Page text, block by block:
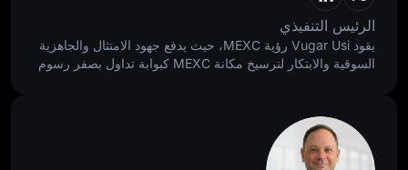
الرئيس التنفيذي
يقود Vugar Usi رؤية MEXC، حيث يدفع جهود الامتثال والجاهزية
السوقية والابتكار لترسيخ مكانة MEXC كبوابة تداول بصفر رسوم
جامعتي هارفارد وأكسفورد، ما يمنحه نهجًا دقيقًا وخبرة عالمية في
كل قرار استراتيجي.